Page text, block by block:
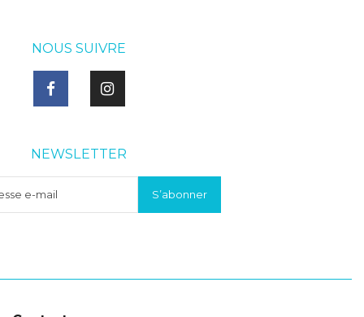
NOUS SUIVRE
NEWSLETTER